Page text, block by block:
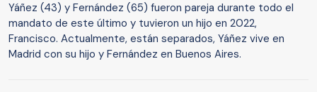
Yáñez (43) y Fernández (65) fueron pareja durante todo el
mandato de este último y tuvieron un hijo en 2022,
Francisco. Actualmente, están separados, Yáñez vive en
Madrid con su hijo y Fernández en Buenos Aires.